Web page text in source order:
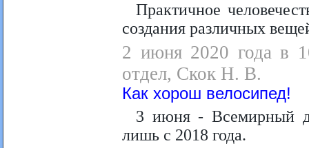
Практичное
создания различных
2 июня 2020 года в
отдел, Скок Н. В.
Как хорош велосипед!
3 июня - Всемирный
лишь с 2018 года.